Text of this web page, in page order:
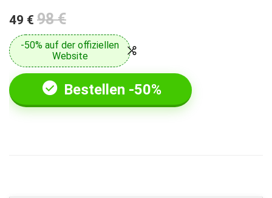
49 € 98 €
-50% auf der offiziellen
Website
Bestellen -50%